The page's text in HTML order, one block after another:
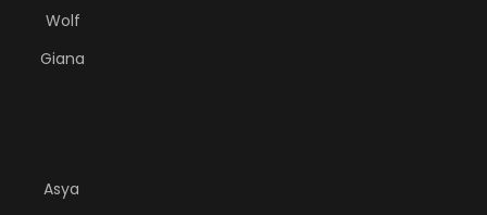
Wolf
Giana
Asya